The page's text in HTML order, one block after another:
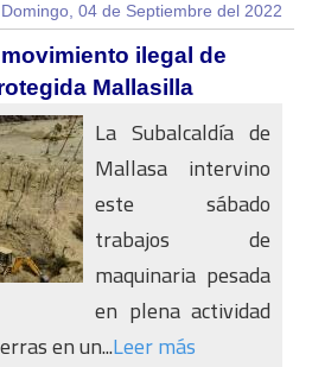
Domingo, 04 de Septiembre del 2022
ilegal de
Mallasilla
La Subalcaldía de
Mallasa intervino
este sábado
trabajos de
maquinaria pesada
en plena actividad
en un...Leer más